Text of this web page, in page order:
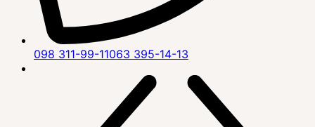
098 311-99-11063 395-14-13